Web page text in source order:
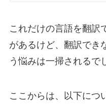
これだけの言語を翻訳
があるけど、翻訳で
う悩みは一掃されるで
ここからは、以下につ